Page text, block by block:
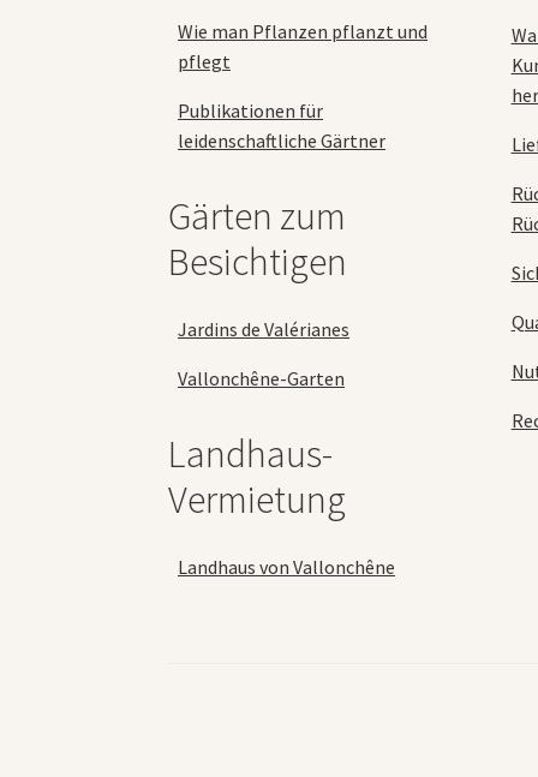
Wie man Pflanzen pflanzt und
pflegt
Publikationen für
leidenschaftliche Gärtner
Gärten zum
Besichtigen
Jardins de Valérianes
Vallonchêne-Garten
Landhaus-
Vermietung
Landhaus von Vallonchêne